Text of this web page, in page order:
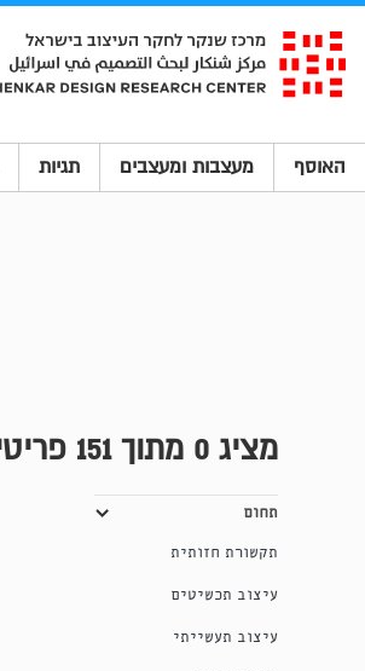
האוסף מעצבות ומעצבים תגיות
מציג 0 מתוך 151 פריטי עיצוב
תחום
תקשורת חזותית
עיצוב תכשיטים
עיצוב תעשייתי